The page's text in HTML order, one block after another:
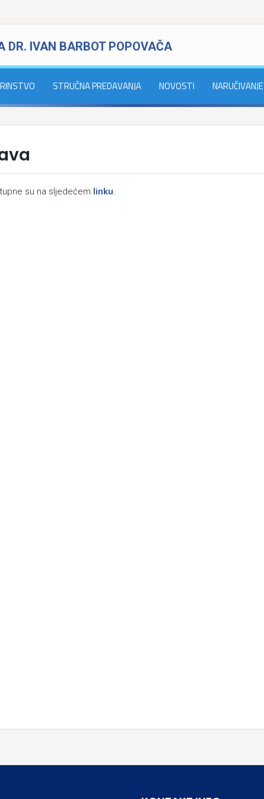
DR. IVAN BARBOT POPOVAČA
STRUČNA PREDAVANJA NOVOSTI NARUČIVANJE
su na sljedećem linku.